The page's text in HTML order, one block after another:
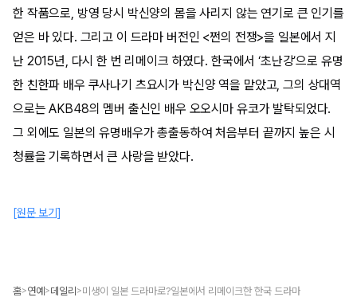
한 작품으로, 방영 당시 박신양의 몸을 사리지 않는 연기로 큰 인기를
얻은 바 있다. 그리고 이 드라마 버전인 <쩐의 전쟁>을 일본에서 지
난 2015년, 다시 한 번 리메이크 하였다. 한국에서 ‘초난강’으로 유명
한 친한파 배우 쿠사나기 츠요시가 박신양 역을 맡았고, 그의 상대역
으로는 AKB48의 멤버 출신인 배우 오오시마 유코가 발탁되었다.
그 외에도 일본의 유명배우가 총출동하여 처음부터 끝까지 높은 시
청률을 기록하면서 큰 사랑을 받았다.
[원문 보기]
홈>연예 >데일리 >미생이 일본 드라마로?일본에서 리메이크한 한국 드라마